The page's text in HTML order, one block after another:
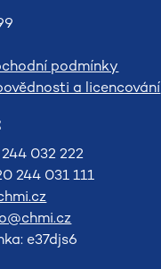
podmínky
a licencování
032 222
244 031 111
e37djs6